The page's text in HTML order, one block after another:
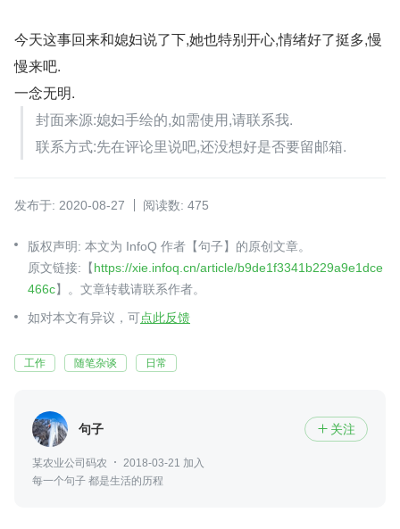
今天这事回来和媳妇说了下,她也特别开心,情绪好了挺多,慢
慢来吧.
一念无明.
封面来源:媳妇手绘的,如需使用,请联系我.
联系方式:先在评论里说吧,还没想好是否要留邮箱.
发布于: 2020-08-27 阅读数: 475
版权声明: 本文为 InfoQ 作者【句子】的原创文章。
原文链接:【https://xie.infoq.cn/article/b9de1f3341b229a9e1dce
466c】。文章转载请联系作者。
如对本文有异议，可点此反馈
工作 随笔杂谈 日常
句子  关注
某农业公司码农
2018-03-21 加入
每一个句子 都是生活的历程